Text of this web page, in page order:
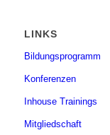
LINKS
Bildungsprogramm
Konferenzen
Inhouse Trainings
Mitgliedschaft